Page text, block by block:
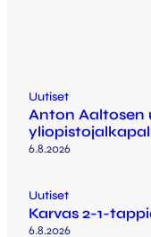
Uutiset
Anton Aaltosen
6.8.2026
Uutiset
Karvas 2-1-
6.8.2026